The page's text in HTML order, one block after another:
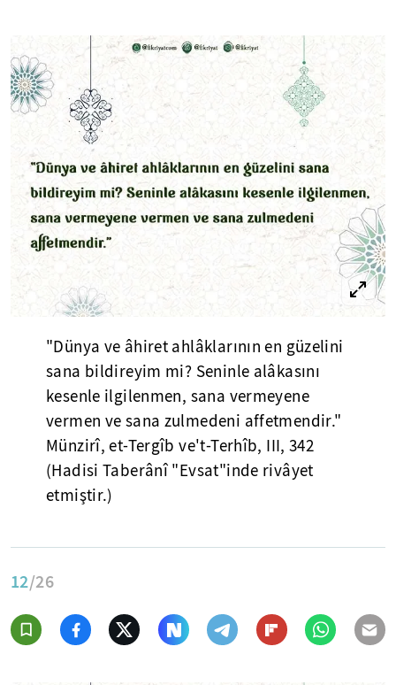
"Dünya ve âhiret ahlâklarının en güzelini
sana bildireyim mi? Seninle alâkasını
kesenle ilgilenmen, sana vermeyene
vermen ve sana zulmedeni affetmendir."
Münzirî, et-Tergîb ve't-Terhîb, III, 342
(Hadisi Taberânî "Evsat"inde rivâyet
etmiştir.)
12/26